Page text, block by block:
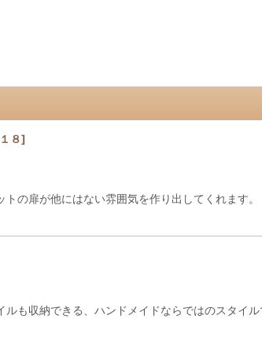
８]
の扉が他にはない雰囲気を作り出してくれます
ルも収納できる、ハンドメイドならではのス